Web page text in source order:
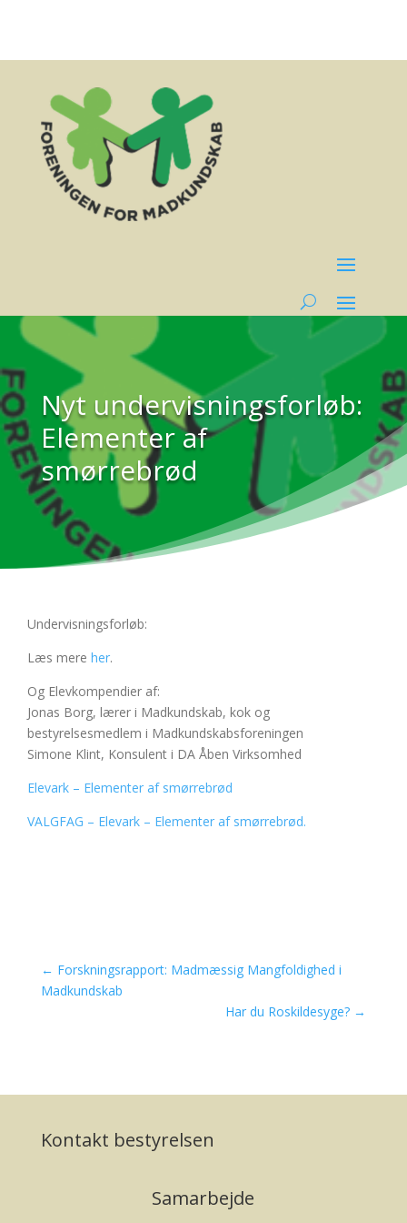
Nyt undervisningsforløb:
Elementer af
smørrebrød
Undervisningsforløb:
Læs mere her.
Og Elevkompendier af:
Jonas Borg, lærer i Madkundskab, kok og
bestyrelsesmedlem i Madkundskabsforeningen
Simone Klint, Konsulent i DA Åben Virksomhed
Elevark – Elementer af smørrebrød
VALGFAG – Elevark – Elementer af smørrebrød.
← Forskningsrapport: Madmæssig Mangfoldighed i
Madkundskab
Har du Roskildesyge? →
Kontakt bestyrelsen
Samarbejde